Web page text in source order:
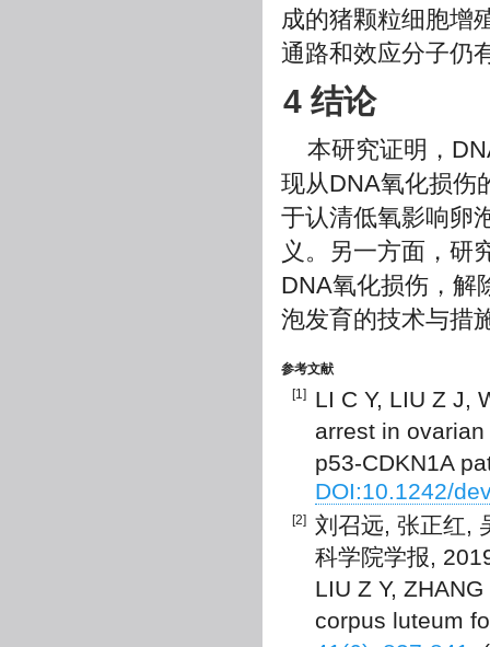
成的猪颗粒细胞增
通路和效应分子仍
4 结论
本研究证明，
现从DNA氧化损伤
于认清低氧影响卵
义。另一方面，研
DNA氧化损伤，解
泡发育的技术与措
参考文献
[1]
LI C Y, LIU Z J,
arrest in
p53-CDKN1A
DOI:10.1242/
[2]
刘召远, 张正红,
科学院学报,
LIU Z Y,
corpus luteum